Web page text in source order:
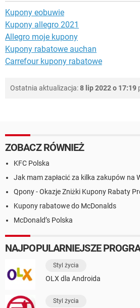
Kupony eobuwie
Kupony allegro 2021
Allegro moje kupony
Kupony rabatowe auchan
Carrefour kupony rabatowe
Ostatnia aktualizacja:8 lip 2022 o 17:19
ZOBACZ RÓWNIEŻ
KFC Polska
Jak mam zapłacić za kilka zakupów na
Qpony - Okazje Zniżki Kupony Rabaty
Kupony rabatowe do McDonalds
McDonald’s Polska
NAJPOPULARNIEJSZE
Styl życia
OLX dla Androida
Styl życia